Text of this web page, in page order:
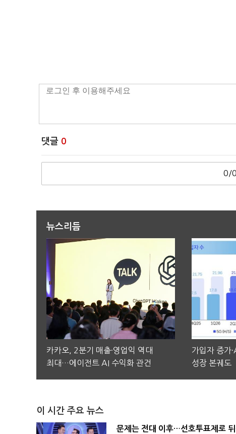
댓글 0
0/0
뉴스리듬
카카오, 2분기 매출·영업익 역대
최대…에이전트 AI 수익화 관건
가입자 증가
성장 본궤도
이 시간 주요 뉴스
문제는 전대 이후…선호투표제로